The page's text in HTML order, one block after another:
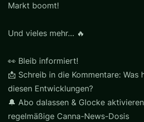
Markt boomt!
Und vieles mehr… 🔥
👀 Bleib informiert!
📩 Schreib in die Kommentare: Was
diesen Entwicklungen?
🔔 Abo dalassen & Glocke
regelmäßige Canna-News-Dosis